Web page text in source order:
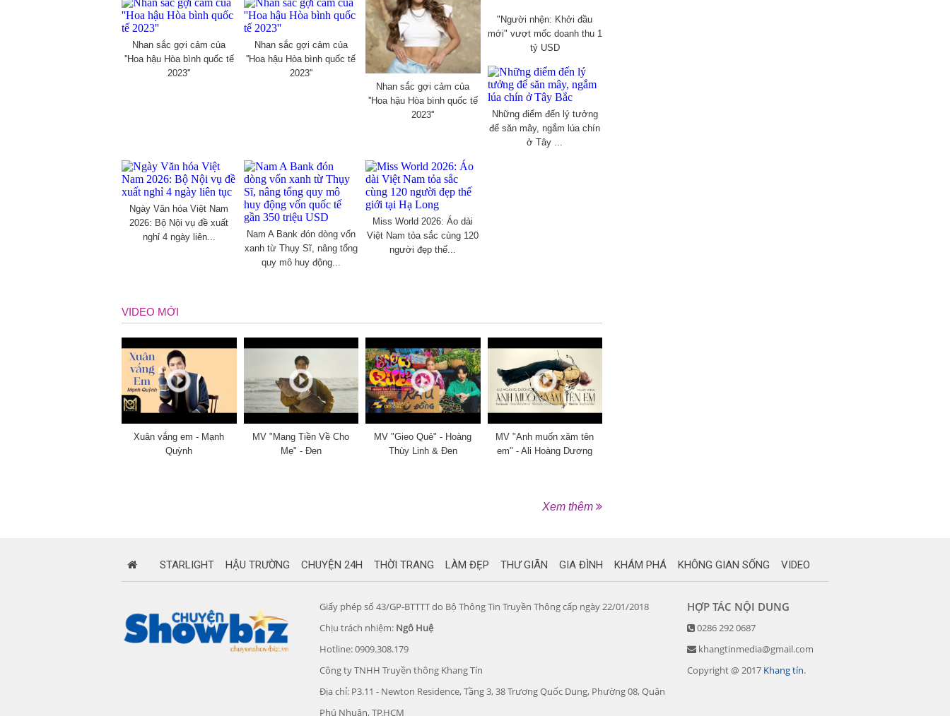
Nhan sắc gợi cảm của
''Hoa hậu Hòa bình quốc tế
2023''
Nhan sắc gợi cảm của
''Hoa hậu Hòa bình quốc tế
2023''
Nhan sắc gợi cảm của
''Hoa hậu Hòa bình quốc tế
2023''
"Người nhện: Khởi đầu
mới" vượt mốc doanh thu 1
tỷ USD
Những điểm đến lý tưởng
để săn mây, ngắm lúa chín
ở Tây ...
Ngày Văn hóa Việt Nam
2026: Bộ Nội vụ đề xuất
nghỉ 4 ngày liên...
Nam A Bank đón dòng vốn
xanh từ Thụy Sĩ, nâng tổng
quy mô huy động...
Miss World 2026: Áo dài
Việt Nam tỏa sắc cùng 120
người đẹp thế...
VIDEO MỚI
Xuân vắng em - Mạnh
Quỳnh
MV "Mang Tiền Về Cho
Mẹ" - Đen
MV "Gieo Quẻ" - Hoàng
Thùy Linh & Đen
MV "Anh muốn xăm tên
em" - Ali Hoàng Dương
Xem thêm
STARLIGHT HẬU TRƯỜNG CHUYỆN 24H THỜI TRANG LÀM ĐẸP THƯ GIÃN GIA ĐÌNH KHÁM PHÁ KHÔNG GIAN SỐNG VIDEO
Giấy phép số 43/GP-BTTTT do Bộ Thông Tin Truyền Thông cấp ngày 22/01/2018
Chịu trách nhiệm: Ngô Huệ
Hotline: 0909.308.179
Công ty TNHH Truyền thông Khang Tín
Địa chỉ: P3.11 - Newton Residence, Tầng 3, 38 Trương Quốc Dung, Phường 08, Quận
Phú Nhuận, TP.HCM
HỢP TÁC NỘI DUNG
0286 292 0687
khangtinmedia@gmail.com
Copyright @ 2017 Khang tín.